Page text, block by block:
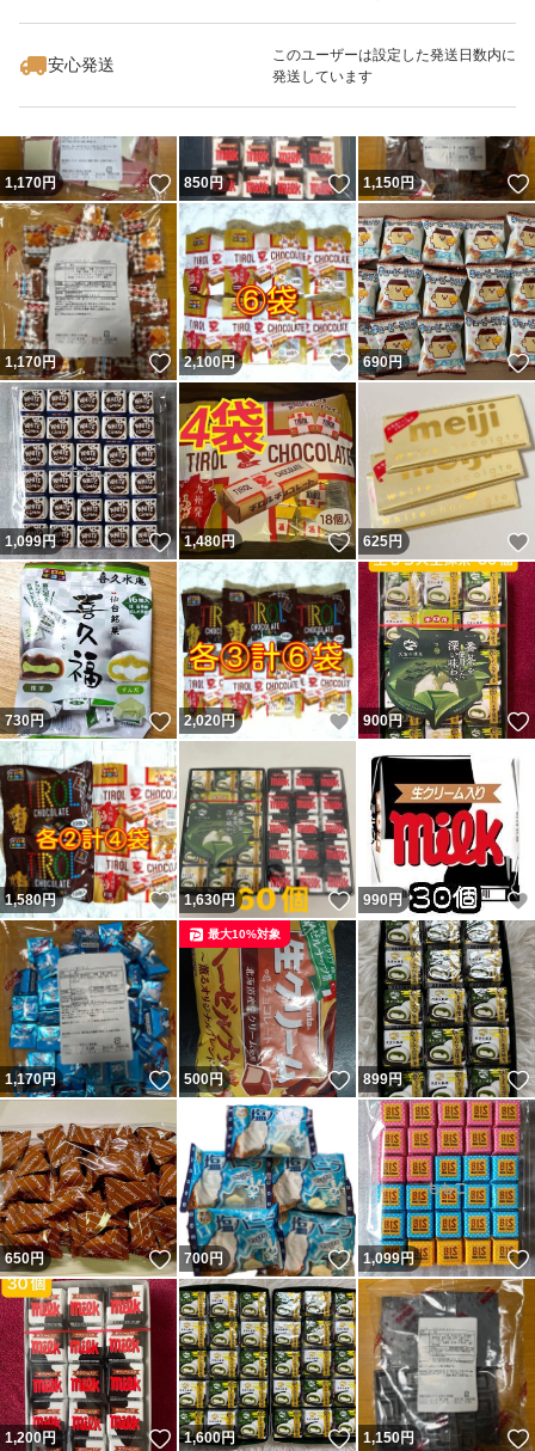
安心発送
このユーザーは設定した発送日数内に
発送しています
1,170円 いいね！
850円 いいね！
1,150円
1,170円 いいね！
2,100円 いいね！
690円
1,099円 いいね！
1,480円 いいね！
625円
730円 いいね！
2,020 円 いいね！
900円
1,580円 いいね！
1,630円 いいね！
990 円
1,170円 いいね！
500円 いいね！
最大10%対象
899円
650円 いいね！
700円 いいね！
1,099円
1,200円 いいね！
1,600円 いいね！
1,150円